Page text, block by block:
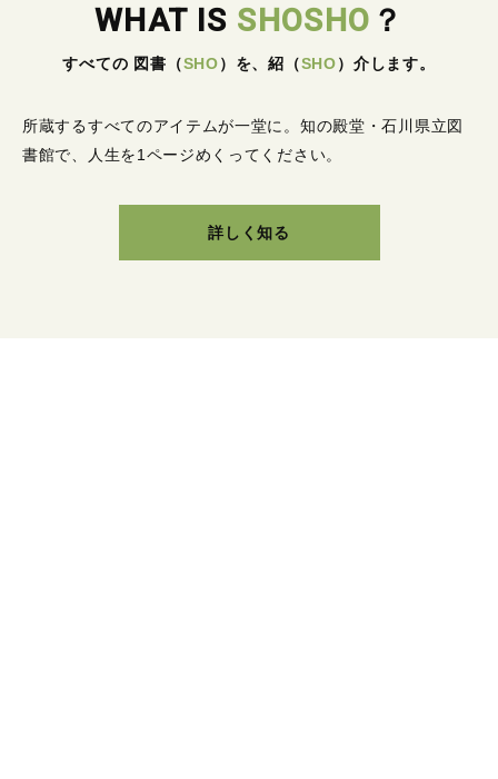
WHAT IS SHOSHO ？
すべての 図書 （SHO） を、紹 （SHO） 介します。
所蔵するすべてのアイテムが一堂に。 知の殿堂・石川県立図
書館で、人生を1ページめくってください。
詳しく知る